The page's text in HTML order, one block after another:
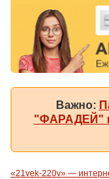
Важно:
"ФАРАДЕЙ" в
«21vek-220v» —